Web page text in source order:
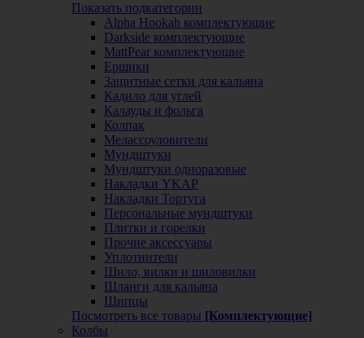
Показать подкатегории
Alpha Hookah комплектующие
Darkside комплектующие
MattPear комплектующие
Ершики
Защитные сетки для кальяна
Кадило для углей
Калауды и фольга
Колпак
Мелассоуловители
Мундштуки
Мундштуки одноразовые
Накладки YKAP
Накладки Тортуга
Персональные мундштуки
Плитки и горелки
Прочие аксессуары
Уплотнители
Шило, вилки и шиловилки
Шланги для кальяна
Щипцы
Посмотреть все товары [Комплектующие]
Колбы